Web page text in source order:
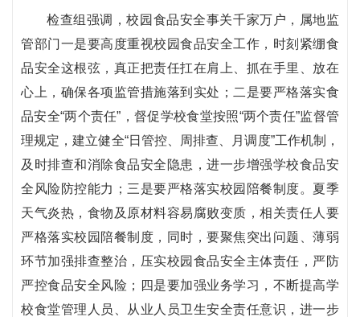
检查组强调，校园食品安全事关千家万户，属地监
管部门一是要高度重视校园食品安全工作，时刻紧绷食
品安全这根弦，真正把责任扛在肩上、抓在手里、放在
心上，确保各项监管措施落到实处；二是要严格落实食
品安全“两个责任”，督促学校食堂按照“两个责任”监督管
理规定，建立健全“日管控、周排查、月调度”工作机制，
及时排查和消除食品安全隐患，进一步增强学校食品安
全风险防控能力；三是要严格落实校园陪餐制度。夏季
天气炎热，食物及原材料容易腐败变质，相关责任人要
严格落实校园陪餐制度，同时，要聚焦突出问题、薄弱
环节加强排查整治，压实校园食品安全主体责任，严防
严控食品安全风险；四是要加强业务学习，不断提高学
校食堂管理人员、从业人员卫生安全责任意识，进一步